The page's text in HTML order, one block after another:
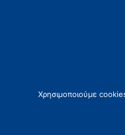
Χρησιμοποιούμε